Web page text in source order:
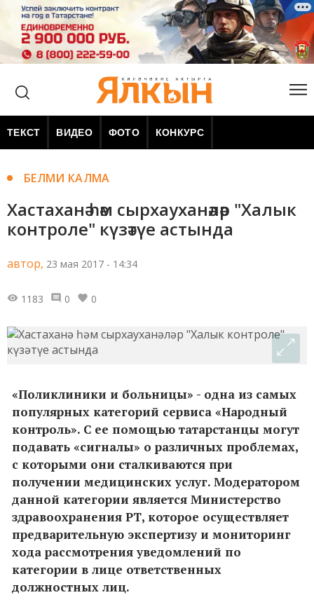
ТЕКСТ ВИДЕО ФОТО КОНКУРС
БЕЛМИ КАЛМА
Хастаханә һәм сырхауханәләр "Халык
контроле" күзәтүе астында
автор, 23 мая 2017 - 14:34
1183 0 0
«Поликлиники и больницы» - одна из самых
популярных категорий сервиса «Народный
контроль». С ее помощью татарстанцы могут
подавать «сигналы» о различных проблемах,
с которыми они сталкиваются при
получении медицинских услуг. Модератором
данной категории является Министерство
здравоохранения РТ, которое осуществляет
предварительную экспертизу и мониторинг
хода рассмотрения уведомлений по
категории в лице ответственных
должностных лиц.